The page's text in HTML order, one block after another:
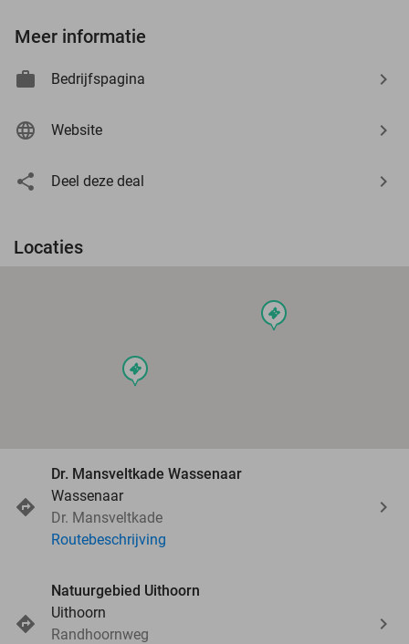
Meer informatie
Bedrijfspagina
Website
Deel deze deal
Locaties
events
events
Dr. Mansveltkade Wassenaar
Wassenaar
Dr. Mansveltkade
Routebeschrijving
Natuurgebied Uithoorn
Uithoorn
Randhoornweg